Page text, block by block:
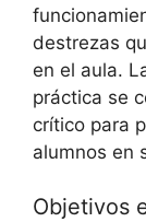
destrezas
⁣en el aula.
práctica se
‍crítico para
alumnos en
Objetivos